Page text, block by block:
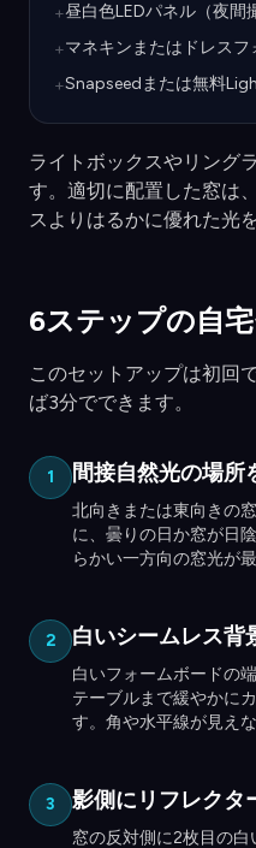
+昼白色LEDパネル（夜間
+マネキンまたはドレスフ
+Snapseedまたは無料
ライトボックスやリング
す。適切に配置した窓は
スよりはるかに優れた光
6ステップの自
このセットアップは初回
ば3分でできます。
1 間接自然光の場所
北向きまたは東向きの
に、曇りの日か窓が日
らかい一方向の窓光が
2 白いシームレス背
白いフォームボードの
テーブルまで緩やかに
す。角や水平線が見え
3 影側にリフレクタ
窓の反対側に2枚目の